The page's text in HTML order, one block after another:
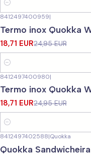
Quantidade
DESCONTO
8412497400959|
Termo inox Quokka
18,71 EUR24,95 EUR
Quantidade
-25%DESCONTO
8412497400980|
Termo inox Quokka
18,71 EUR24,95 EUR
Quantidade
DESCONTO
8412497402588|Quokka
Quokka